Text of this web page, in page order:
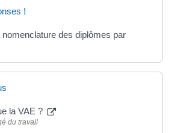
!
nomenclature des diplômes par
la VAE ?
du travail